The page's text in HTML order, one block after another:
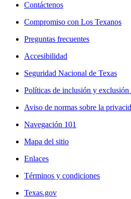
Contáctenos
Compromiso con Los Texanos
Preguntas frecuentes
Accesibilidad
Seguridad Nacional de Texas
Políticas de inclusión y exclusión
Aviso de normas sobre la
Navegación 101
Mapa del sitio
Enlaces
Términos y condiciones
Texas.gov